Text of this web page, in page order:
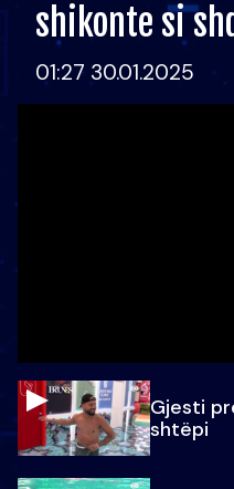
shikonte si
01:27 30.01.2025
Gjesti
shtëpi